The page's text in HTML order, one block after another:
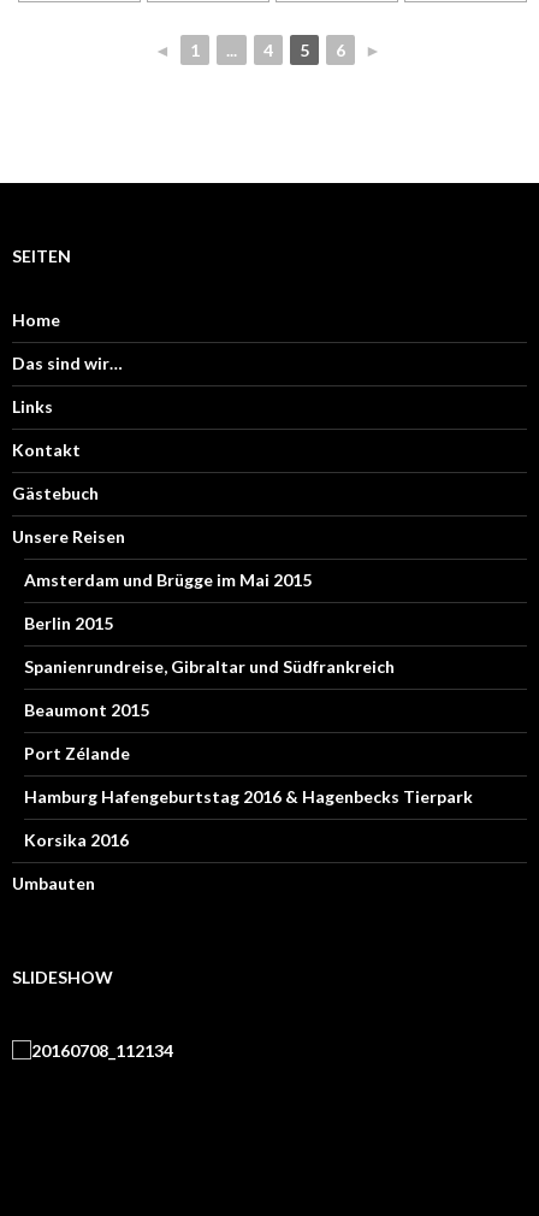
◄ 1 ... 4 5 6 ►
SEITEN
Home
Das sind wir…
Links
Kontakt
Gästebuch
Unsere Reisen
Amsterdam und Brügge im Mai 2015
Berlin 2015
Spanienrundreise, Gibraltar und Südfrankreich
Beaumont 2015
Port Zélande
Hamburg Hafengeburtstag 2016 & Hagenbecks Tierpark
Korsika 2016
Umbauten
SLIDESHOW